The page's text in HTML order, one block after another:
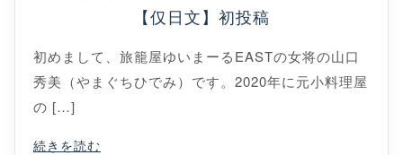
【仅日文】初投稿
初めまして、旅籠屋ゆいまーるEASTの女将の山口
秀美（やまぐちひでみ）です。2020年に元小料理屋
の […]
続きを読む